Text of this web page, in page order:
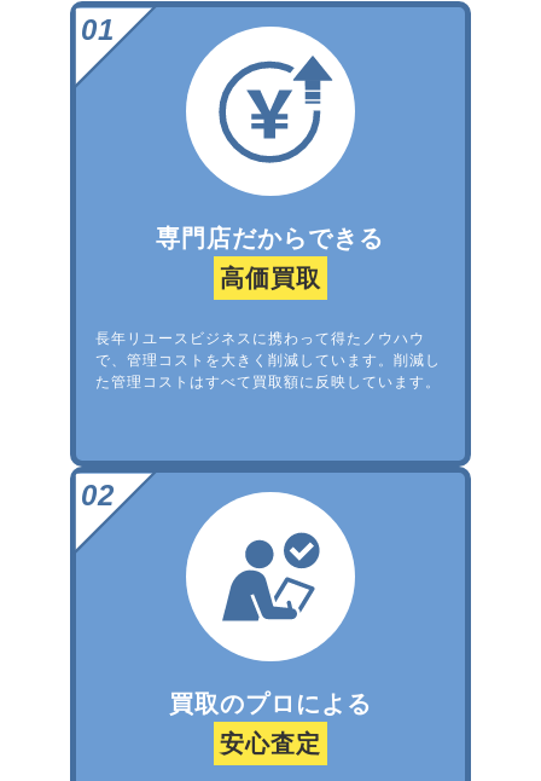
専門店だからできる
高価買取
長年リユースビジネスに携わって得たノウハウ
で、管理コストを大きく削減しています。削減し
た管理コストはすべて買取額に反映しています。
買取のプロによる
安心査定